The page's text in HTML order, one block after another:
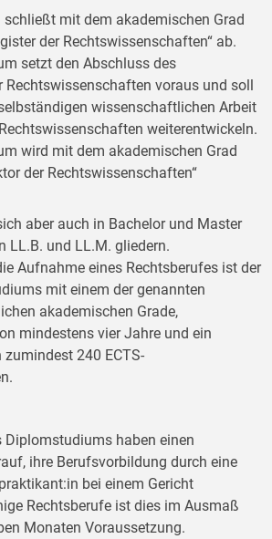
mit dem akademischen Grad
der Rechtswissenschaften“ ab.
setzt den Abschluss des
Rechtswissenschaften voraus und soll
wissenschaftlichen Arbeit
weiterentwickeln.
wird mit dem akademischen Grad
der Rechtswissenschaften“
aber auch in Bachelor und Master
LL.B. und LL.M. gliedern.
Aufnahme eines Rechtsberufes ist der
mit einem der genannten
akademischen Grade,
mindestens vier Jahre und ein
240 ECTS-
Diplomstudiums haben einen
ihre Berufsvorbildung durch eine
bei einem Gericht
Rechtsberufe ist dies im Ausmaß
Monaten Voraussetzung.